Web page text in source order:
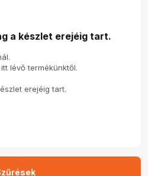
a készlet erejéig tart.
lévő termékünktől.
erejéig tart.